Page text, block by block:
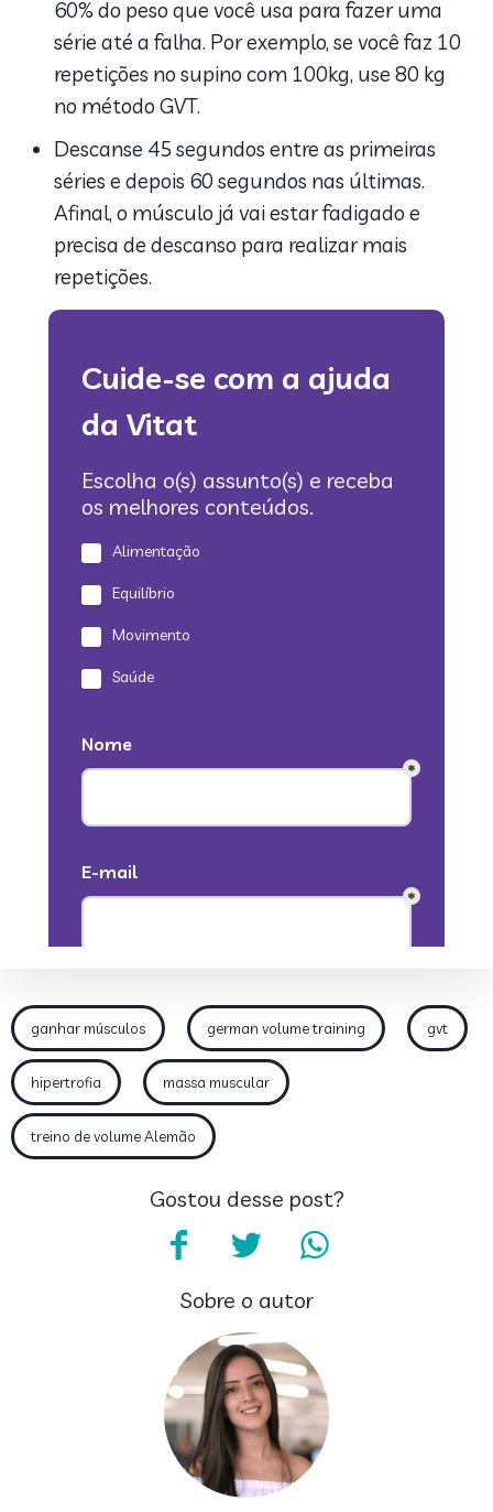
60% do peso que você usa para fazer uma
série até a falha. Por exemplo, se você faz 10
repetições no supino com 100kg, use 80 kg
no método GVT.
Descanse 45 segundos entre as primeiras
séries e depois 60 segundos nas últimas.
Afinal, o músculo já vai estar fadigado e
precisa de descanso para realizar mais
repetições.
ganhar músculos german volume training gvt
hipertrofia massa muscular
treino de volume Alemão
Gostou desse post?
Sobre o autor